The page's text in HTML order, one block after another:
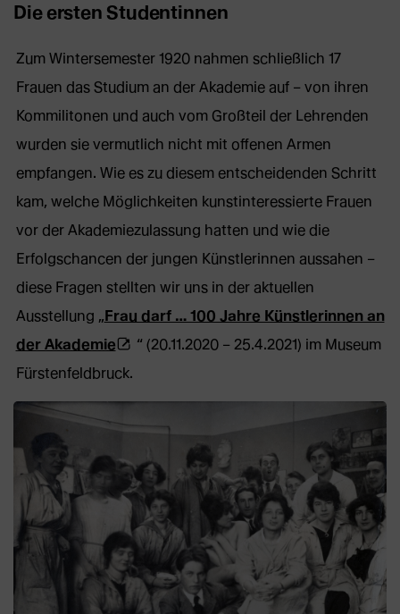
Die ersten Studentinnen
Zum Wintersemester 1920 nahmen schließlich 17
Frauen das Studium an der Akademie auf – von ihren
Kommilitonen und auch vom Großteil der Lehrenden
wurden sie vermutlich nicht mit offenen Armen
empfangen. Wie es zu diesem entscheidenden Schritt
kam, welche Möglichkeiten kunstinteressierte Frauen
vor der Akademiezulassung hatten und wie die
Erfolgschancen der jungen Künstlerinnen aussahen –
diese Fragen stellten wir uns in der aktuellen
Ausstellung „Frau darf … 100 Jahre Künstlerinnen an
der Akademie(Öffnet
externe
Webseite
in
neuem
Tab)
“ (20.11.2020 – 25.4.2021) im Museum
Fürstenfeldbruck.